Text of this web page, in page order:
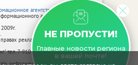
НЕ ПРОПУСТИ!
Главные новости региона
в вашей почте!
агентство vRossii.ru
агентства vRossii.ru
рекламы.
тел. 7-910-267-70-40,
информацию, не предназначенную